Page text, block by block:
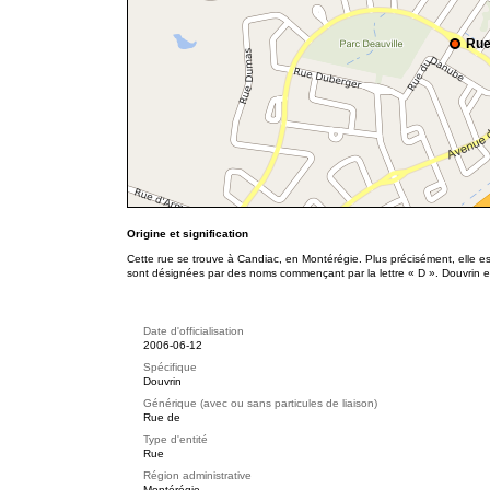
Origine et signification
Cette rue se trouve à Candiac, en Montérégie. Plus précisément, elle
sont désignées par des noms commençant par la lettre « D ». Douvrin
Date d'officialisation
2006-06-12
Spécifique
Douvrin
Générique (avec ou sans particules de liaison)
Rue de
Type d'entité
Rue
Région administrative